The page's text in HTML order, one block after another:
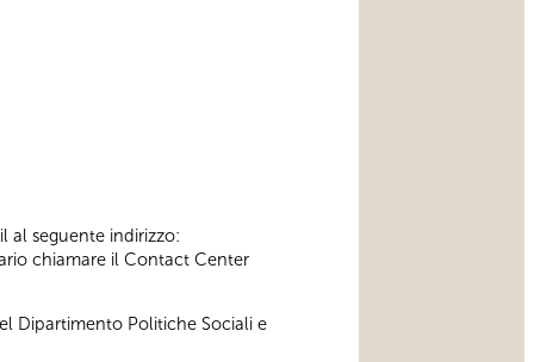
al seguente indirizzo:
chiamare il Contact Center
Dipartimento Politiche Sociali e